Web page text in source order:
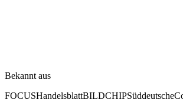
Bekannt aus
FOCUSHandelsblattBILDCHIPSüddeutsche